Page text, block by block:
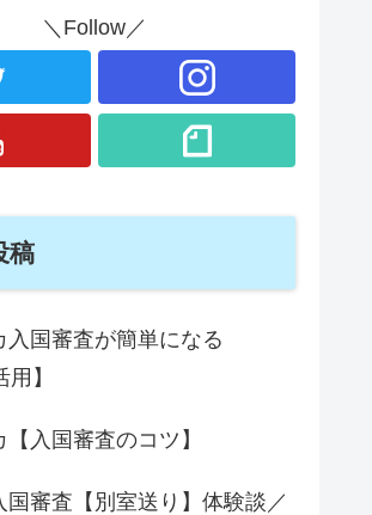
＼Follow／
稿
入国審査が簡単になる
用】
入国審査のコツ】
国審査【別室送り】体験談／